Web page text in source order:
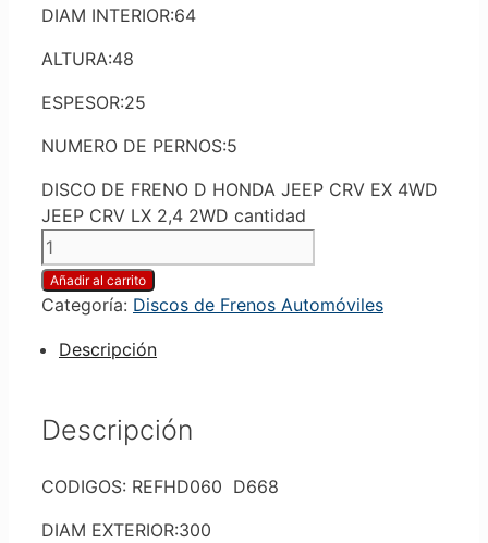
DIAM INTERIOR:64
ALTURA:48
ESPESOR:25
NUMERO DE PERNOS:5
DISCO DE FRENO D HONDA JEEP CRV EX 4WD
JEEP CRV LX 2,4 2WD cantidad
Añadir al carrito
Categoría: Discos de Frenos Automóviles
Descripción
Descripción
CODIGOS: REFHD060 D668
DIAM EXTERIOR:300